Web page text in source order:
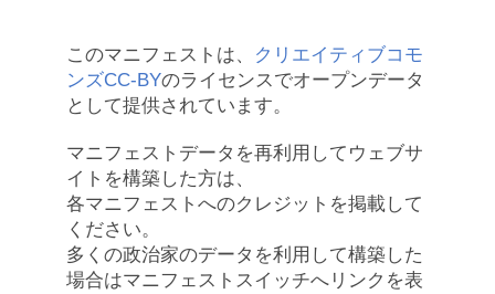
このマニフェストは、
クリエイティブコモ
ンズCC-BYのライセンスでオープンデータ
として提供されています。
マニフェストデータを再利用してウェブサ
イトを構築した方は、
各マニフェストへのクレジットを掲載して
ください。
多くの政治家のデータを利用して構築した
場合はマニフェストスイッチへリンクを表